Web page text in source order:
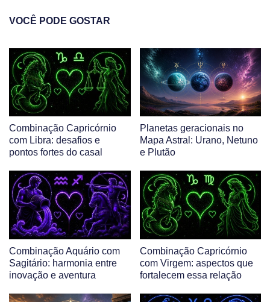
VOCÊ PODE GOSTAR
Combinação Capricórnio
com Libra: desafios e
pontos fortes do casal
Planetas geracionais no
Mapa Astral: Urano, Netuno
e Plutão
Combinação Aquário com
Sagitário: harmonia entre
inovação e aventura
Combinação Capricórnio
com Virgem: aspectos que
fortalecem essa relação